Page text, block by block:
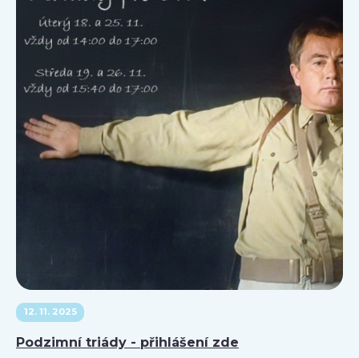
12. 11. 2025
Podzimní triády - přihlášení zde